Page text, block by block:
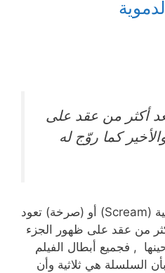
أكثر من عقد على
كما روّج له
سلسلة أفلام الرعب الشعبية (Scream) أو (صرخة) تعود
من عقد على ظهور الجزء
, فجميع أبطال الفيلم
السلسلة هي ثلاثية وأن